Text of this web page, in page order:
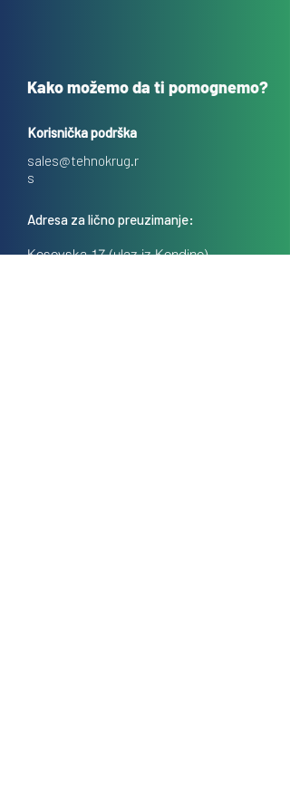
Kako možemo da ti pomognemo?
Korisnička podrška
sales@tehnokrug.r
s
Adresa za lično preuzimanje:
Kosovska 17 (ulaz iz Kondine),